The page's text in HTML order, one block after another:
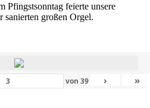
Pfingstsonntag feierte unsere
sanierten großen Orgel.
von39 › »